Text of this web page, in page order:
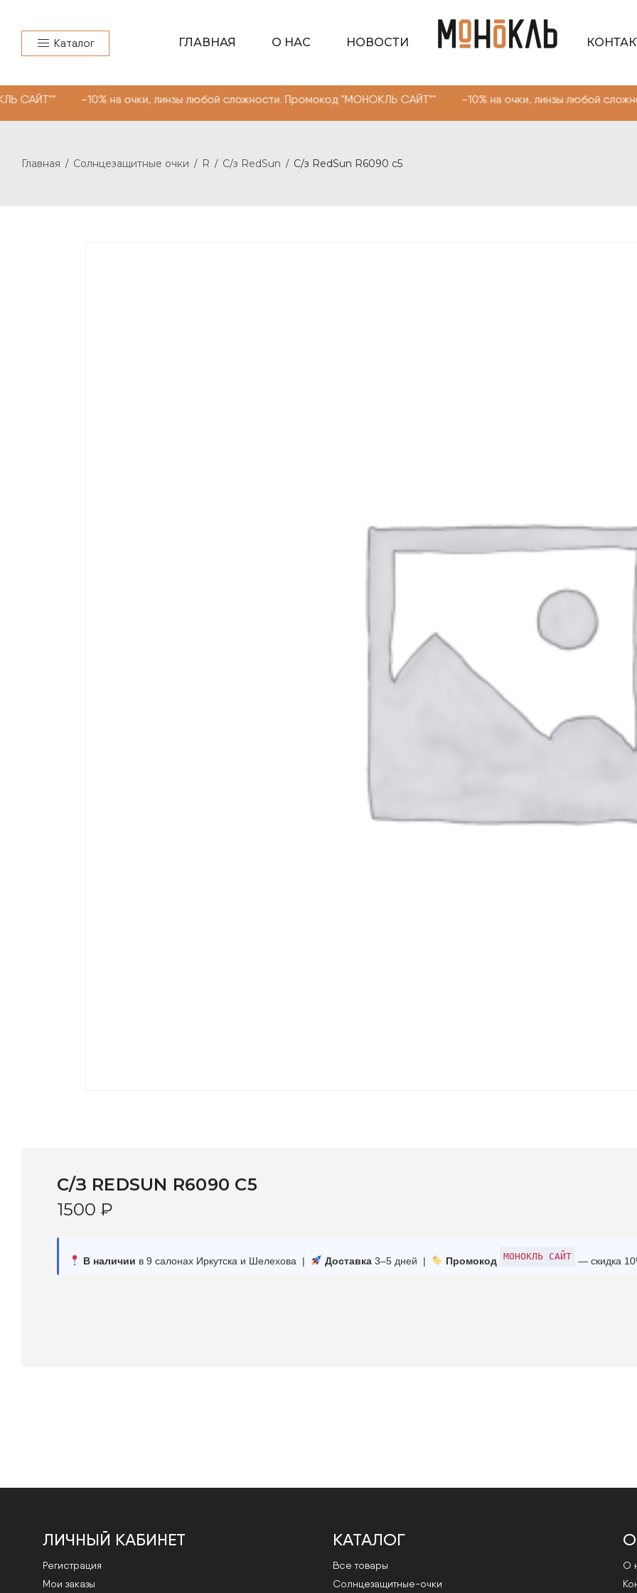
Каталог ГЛАВНАЯ О НАС НОВОСТИ
на очки, линзы любой сложности. Промокод "МОНОКЛЬ САЙТ"" -10% на очки, линзы любой
Главная / Солнцезащитные очки / R / С/з RedSun / С/з RedSun R6090 c5
С/З REDSUN R6090 C5
1500 ₽
В наличии в 9 салонах Иркутска и Шелехова | Доставка3–5 дней | Промокод МОНОКЛЬ САЙТ — скидка
ЛИЧНЫЙ КАБИНЕТ
Регистрация
Мои заказы
КАТАЛОГ
Все товары
Cолнцезащитные-очки
О